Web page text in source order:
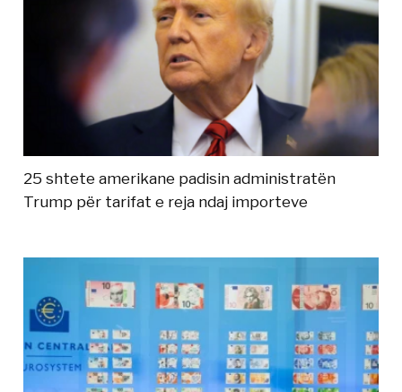
25 shtete amerikane padisin administratën
Trump për tarifat e reja ndaj importeve